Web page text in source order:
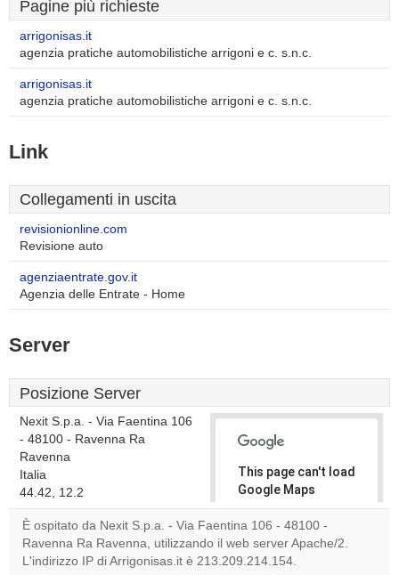
Pagine più richieste
arrigonisas.it
agenzia pratiche automobilistiche arrigoni e c. s.n.c.
arrigonisas.it
agenzia pratiche automobilistiche arrigoni e c. s.n.c.
Link
Collegamenti in uscita
revisionionline.com
Revisione auto
agenziaentrate.gov.it
Agenzia delle Entrate - Home
Server
Posizione Server
Nexit S.p.a. - Via Faentina 106
- 48100 - Ravenna Ra
Ravenna
Italia
44.42, 12.2
This page can't load
Google Maps
correctly.
Do you
own this
È ospitato da Nexit S.p.a. - Via Faentina 106 - 48100 -
Ravenna Ra Ravenna, utilizzando il web server Apache/2.
L'indirizzo IP di Arrigonisas.it è 213.209.214.154.